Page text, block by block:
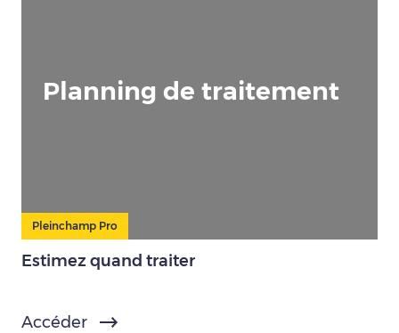
Planning de traitement
Pleinchamp Pro
Estimez quand traiter
Accéder